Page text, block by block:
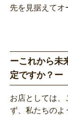
先を見据えてオ
ーこれから未
定ですか？ー
お店としては、
ず、私たちのよ